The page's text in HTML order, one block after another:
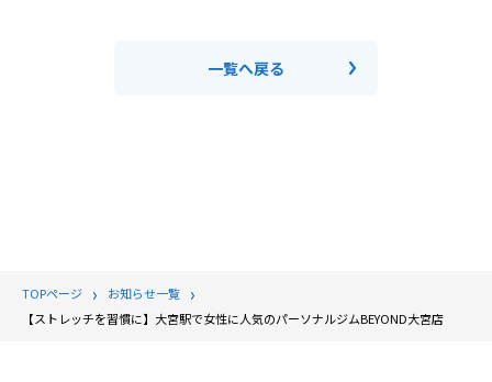
一覧へ戻る
TOPページ
お知らせ一覧
【ストレッチを習慣に】大宮駅で女性に人気のパーソナルジムBEYOND大宮店